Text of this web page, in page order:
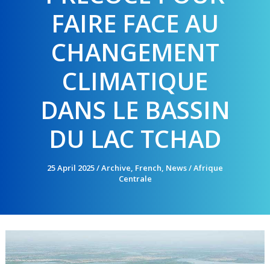
FAIRE FACE AU
CHANGEMENT
CLIMATIQUE
DANS LE BASSIN
DU LAC TCHAD
25 April 2025/Archive, French, News/Afrique
Centrale